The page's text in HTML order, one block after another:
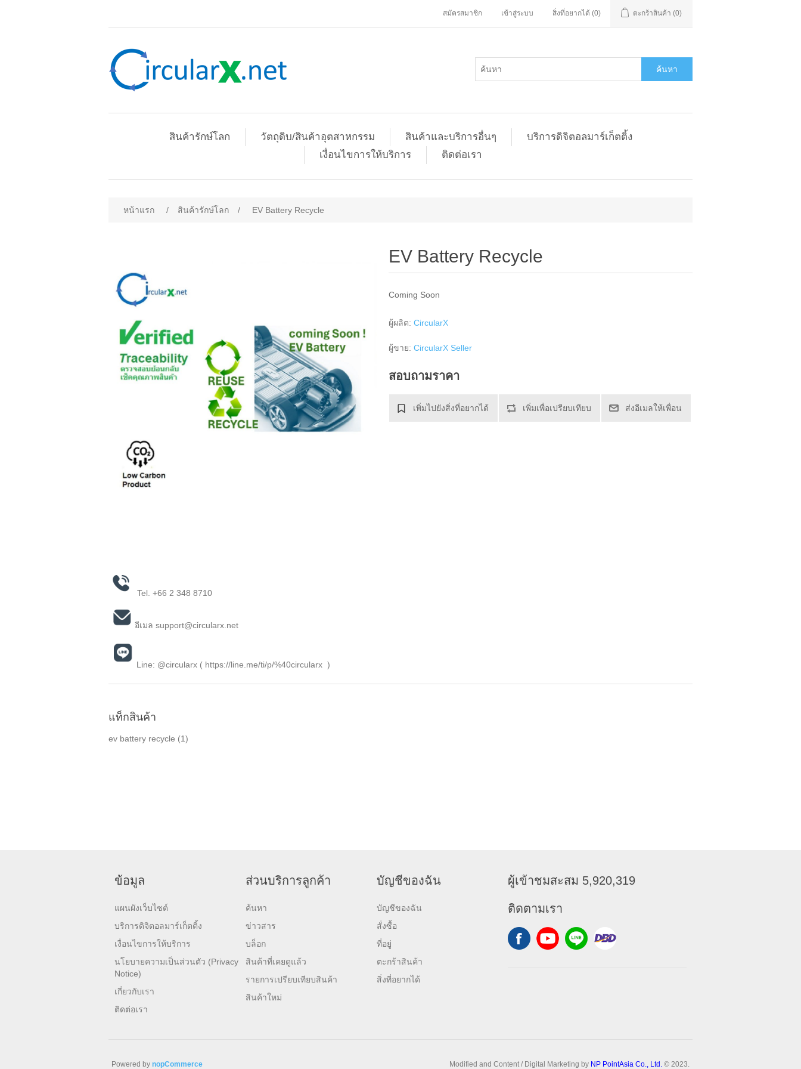
สมัครสมาชิก เข้าสู่ระบบ สิ่งที่อยากได้ (0) ตะกร้าสินค้า (0)
ค้นหา
สินค้ารักษ์โลก วัตถุดิบ/สินค้าอุตสาหกรรม สินค้าและบริการอื่นๆ
บริการดิจิตอลมาร์เก็ตติ้ง
เงื่อนไขการให้บริการ
ติดต่อเรา
หน้าแรก / สินค้ารักษ์โลก / EV Battery Recycle
EV Battery Recycle
Coming Soon
ผู้ผลิต: CircularX
ผู้ขาย: CircularX Seller
สอบถามราคา
เพิ่มไปยังสิ่งที่อยากได้ เพิ่มเพื่อเปรียบเทียบ ส่งอีเมลให้เพื่อน
Tel. +66 2 348 8710
อีเมล support@circularx.net
Line: @circularx ( https://line.me/ti/p/%40circularx )
แท็กสินค้า
ev battery recycle (1)
ข้อมูล
แผนผังเว็บไซต์
บริการดิจิตอลมาร์เก็ตติ้ง
เงื่อนไขการให้บริการ
นโยบายความเป็นส่วนตัว (Privacy
Notice)
เกี่ยวกับเรา
ติดต่อเรา
ส่วนบริการลูกค้า
ค้นหา
ข่าวสาร
บล็อก
สินค้าที่เคยดูแล้ว
รายการเปรียบเทียบสินค้า
สินค้าใหม่
บัญชีของฉัน
บัญชีของฉัน
สั่งซื้อ
ที่อยู่
ตะกร้าสินค้า
สิ่งที่อยากได้
ผู้เข้าชมสะสม 5,920,319
ติดตามเรา
Modified and Content / Digital Marketing by NP PointAsia Co., Ltd. © 2023.
Powered by nopCommerce